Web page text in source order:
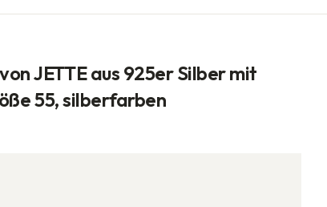
JETTE aus 925er Silber mit
55, silberfarben